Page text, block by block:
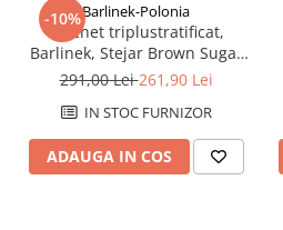
-10%Barlinek-Polonia
Parchet triplustratificat,
Barlinek, Stejar Brown Sugar
Herringbone 130
291,00 Lei261,90 Lei
IN STOC FURNIZOR
ADAUGA IN COS